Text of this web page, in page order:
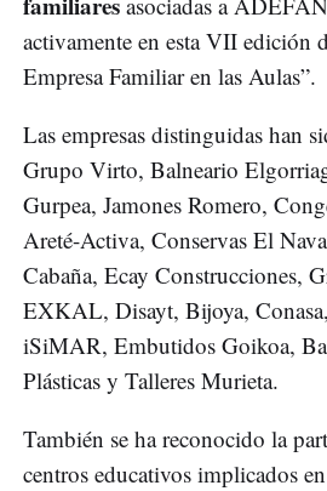
activamente en esta VII edición
Empresa Familiar en las Aulas”.
Las empresas distinguidas han
Grupo Virto, Balneario
Gurpea, Jamones Romero,
Areté-Activa, Conservas El
Cabaña, Ecay Construcciones,
EXKAL, Disayt, Bijoya,
iSiMAR, Embutidos Goikoa,
Plásticas y Talleres Murieta.
También se ha reconocido la
centros educativos implicados